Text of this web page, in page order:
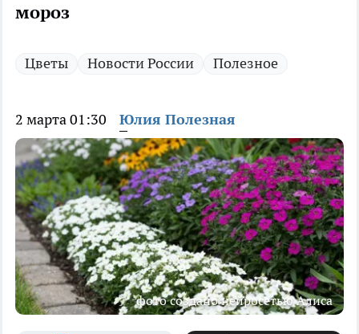
мороз
Цветы Новости России Полезное
2 марта 01:30 Юлия Полезная
фото создано нейросетью Алиса